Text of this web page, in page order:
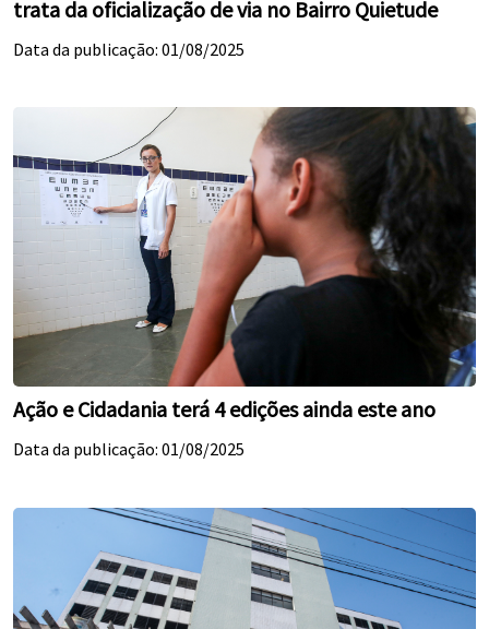
trata da oficialização de via no Bairro Quietude
Data da publicação: 01/08/2025
Ação e Cidadania terá 4 edições ainda este ano
Data da publicação: 01/08/2025